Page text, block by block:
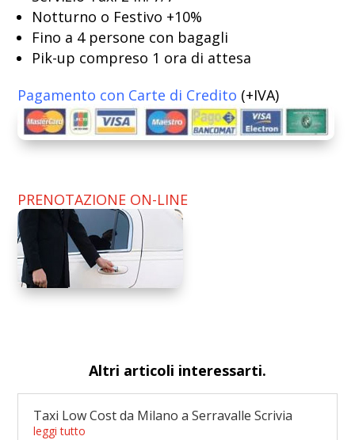
Notturno o Festivo +10%
Fino a 4 persone con bagagli
Pik-up compreso 1 ora di attesa
Pagamento con Carte di Credito (+IVA)
PRENOTAZIONE ON-LINE
Altri articoli interessarti.
Taxi Low Cost da Milano a Serravalle Scrivia
leggi tutto